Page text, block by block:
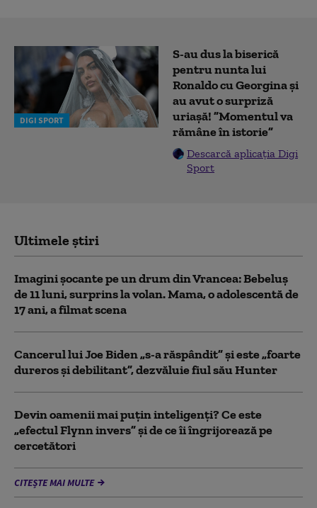
DIGI SPORT
S-au dus la biserică
pentru nunta lui
Ronaldo cu Georgina și
au avut o surpriză
uriașă! ”Momentul va
rămâne în istorie”
Descarcă aplicația Digi
Sport
Ultimele știri
Imagini șocante pe un drum din Vrancea: Bebeluș
de 11 luni, surprins la volan. Mama, o adolescentă de
17 ani, a filmat scena
Cancerul lui Joe Biden „s-a răspândit” şi este „foarte
dureros și debilitant”, dezvăluie fiul său Hunter
Devin oamenii mai puțin inteligenți? Ce este
„efectul Flynn invers” și de ce îi îngrijorează pe
cercetători
CITEȘTE MAI MULTE